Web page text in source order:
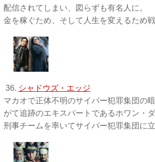
配信されてしまい、図らずも有名人に。
金を稼ぐため、そして人生を変えるため戦
36. シャドウズ・エッジ
マカオで正体不明のサイバー犯罪集団の
がて追跡のエキスパートであるホワン・
刑事チームを率いてサイバー犯罪集団に